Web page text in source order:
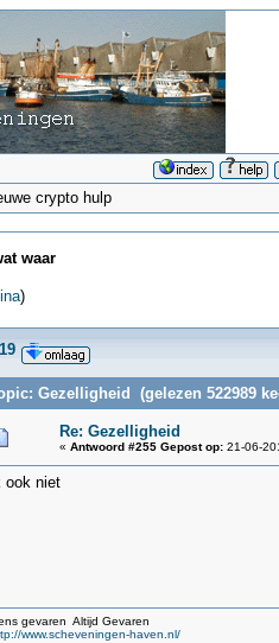
crypto hulp
waar
)
19
Gezelligheid (gelezen 522989
Re: Gezelligheid
« Antwoord #255 Gepost op: 21-06-
ook niet
gevaren Altijd Gevaren
www.scheveningen-haven.nl/